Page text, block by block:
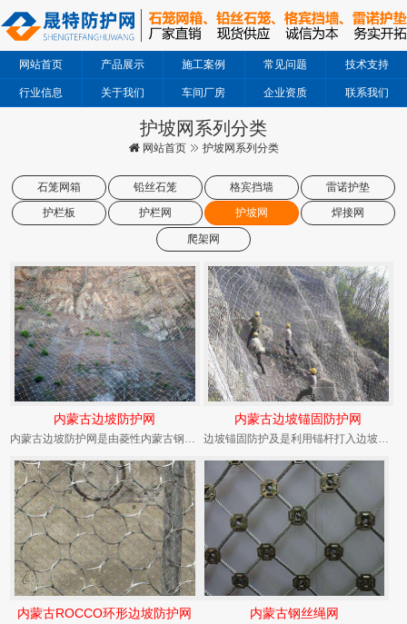
网站首页 产品展示 施工案例 常见问题 技术支持
行业信息 关于我们 车间厂房 企业资质 联系我们
护坡网系列分类
网站首页 护坡网系列分类
石笼网箱 铅丝石笼 格宾挡墙 雷诺护垫
护栏板 护栏网 护坡网 焊接网
爬架网
内蒙古边坡防护网 内蒙古边坡锚固防护网
内蒙古ROCCO环形边坡防护网 内蒙古钢丝绳网